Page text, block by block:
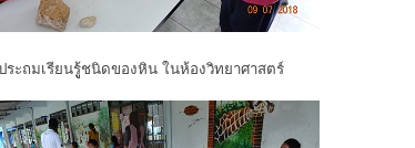
ะถมเรียนรูู้ชนิดของหิน ในห้องวิทยาศาสตร์